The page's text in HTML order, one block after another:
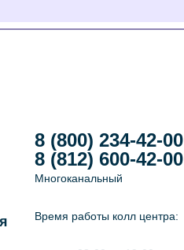
8 (800) 234-42-00
8 (812) 600-42-00
Многоканальный
Время работы колл центра: